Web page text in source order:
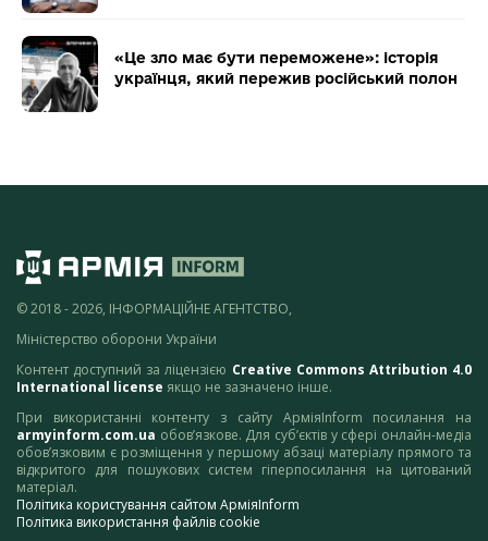
«Це зло має бути переможене»: історія
українця, який пережив російський полон
© 2018 - 2026, ІНФОРМАЦІЙНЕ АГЕНТСТВО,
Міністерство оборони України
Контент доступний за ліцензією Creative Commons Attribution 4.0
International license якщо не зазначено інше.
При використанні контенту з сайту АрміяInform посилання на
armyinform.com.ua обов’язкове. Для суб’єктів у сфері онлайн-медіа
обов’язковим є розміщення у першому абзаці матеріалу прямого та
відкритого для пошукових систем гіперпосилання на цитований
матеріал.
Політика користування сайтом АрміяInform
Політика використання файлів cookie